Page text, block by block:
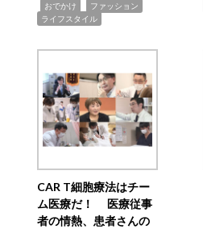
おでかけ ファッション
ライフスタイル
CAR T細胞療法はチー
ム医療だ！ 医療従事
者の情熱、患者さんの